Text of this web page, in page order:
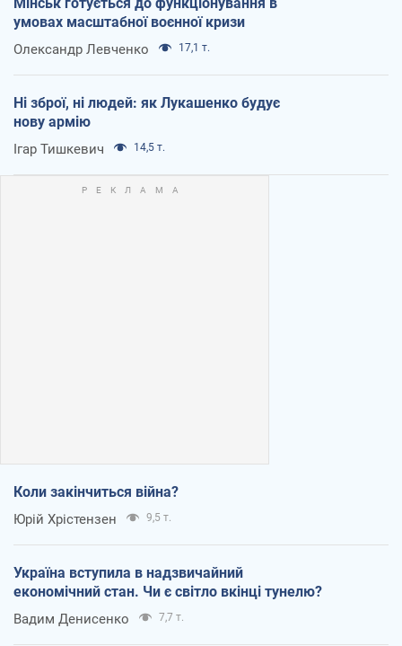
умовах масштабної воєнної кризи
Олександр Левченко 17,1 т.
Ні зброї, ні людей: як Лукашенко будує
нову армію
Ігар Тишкевич 14,5 т.
Коли закінчиться війна?
Юрій Хрістензен 9,5 т.
Україна вступила в надзвичайний
економічний стан. Чи є світло вкінці тунелю?
Вадим Денисенко 7,7 т.